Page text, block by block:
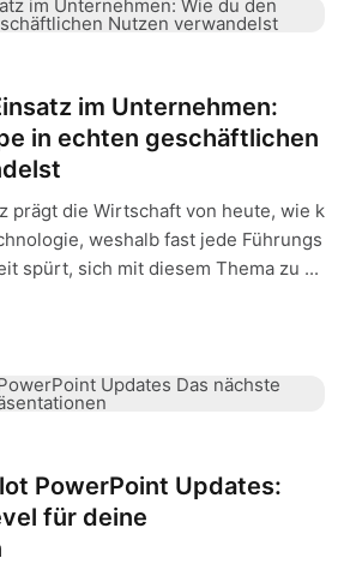
im Unternehmen:
in echten geschäftlichen
prägt die Wirtschaft von heute, wie k
weshalb fast jede Führungs
spürt, sich mit diesem Thema zu ...
PowerPoint Updates:
für deine
Updates: Das nächste Level